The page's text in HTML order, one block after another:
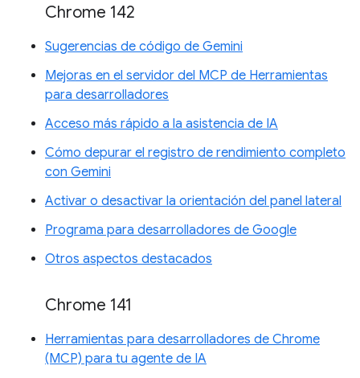
Chrome 142
Sugerencias de código de Gemini
Mejoras en el servidor del MCP de Herramientas
para desarrolladores
Acceso más rápido a la asistencia de IA
Cómo depurar el registro de rendimiento completo
con Gemini
Activar o desactivar la orientación del panel lateral
Programa para desarrolladores de Google
Otros aspectos destacados
Chrome 141
Herramientas para desarrolladores de Chrome
(MCP) para tu agente de IA